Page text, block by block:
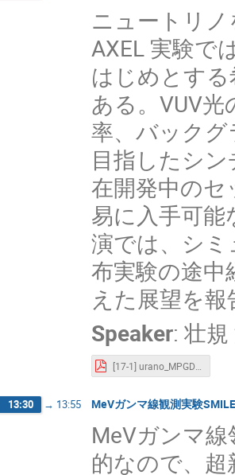
ニュートリ
AXEL 実験で
はじめとす
ある。VUV
率、バック
目指したシ
在開発中のセ
易に入手可
演では、シ
布実験の途
えた展望を報
Speaker: 壮規
13:30 → 13:55 MeVガンマ線観測実験
MeVガンマ
的なので、